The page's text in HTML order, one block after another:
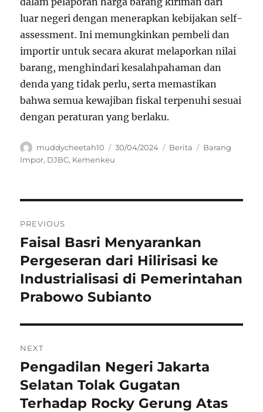
luar negeri dengan menerapkan kebijakan self-
assessment. Ini memungkinkan pembeli dan
importir untuk secara akurat melaporkan nilai
barang, menghindari kesalahpahaman dan
denda yang tidak perlu, serta memastikan
bahwa semua kewajiban fiskal terpenuhi sesuai
dengan peraturan yang berlaku.
Author
muddycheetah10
Posted
30/04/2024 Categories
Berita Tags
Barang
Impor, DJBC, Kemenkeu
pos
PREVIOUS
Previous
post:
Faisal Basri Menyarankan
Pergeseran dari Hilirisasi ke
Industrialisasi di Pemerintahan
Prabowo Subianto
NEXT
Next
post:
Pengadilan Negeri Jakarta
Selatan Tolak Gugatan
Terhadap Rocky Gerung Atas